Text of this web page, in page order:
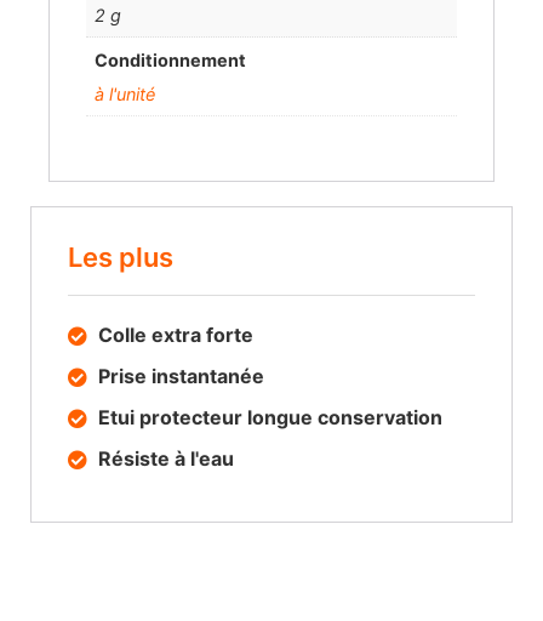
2 g
Conditionnement
à l'unité
Les plus
Colle extra forte
Prise instantanée
Etui protecteur longue conservation
Résiste à l'eau